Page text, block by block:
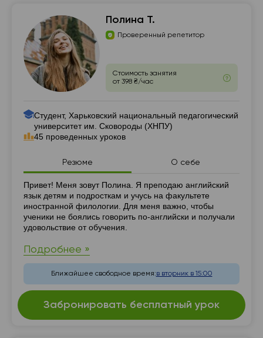
Полина Т.
Проверенный репетитор
Стоимость занятия
от 398 ₴/час
Студент, Харьковский национальный педагогический
университет им. Сковороды (ХНПУ)
45 проведенных уроков
Резюме О себе
Резюме
Привет! Меня зовут Полина. Я преподаю английский
язык детям и подросткам и учусь на факультете
иностранной филологии. Для меня важно, чтобы
ученики не боялись говорить по-английски и получали
удовольствие от обучения.
Подробнее »
Ближайшее свободное время:в вторник в 15:00
Забронировать бесплатный урок